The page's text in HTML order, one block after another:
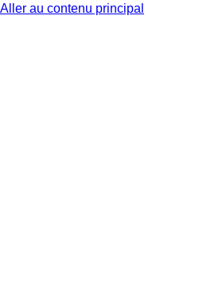
Aller au contenu principal